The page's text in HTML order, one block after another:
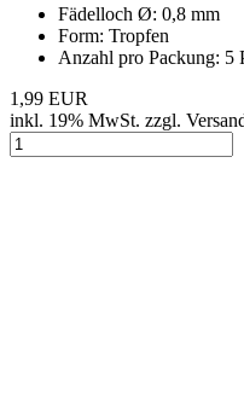
Fädelloch Ø: 0,8 mm
Form: Tropfen
Anzahl pro Packung: 5
1,99 EUR
inkl. 19% MwSt. zzgl.